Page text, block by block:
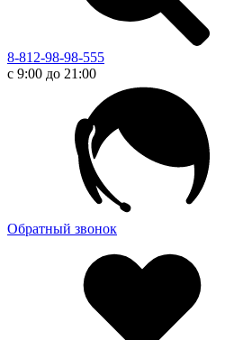
8-812-98-98-555
с 9:00 до 21:00
Обратный звонок